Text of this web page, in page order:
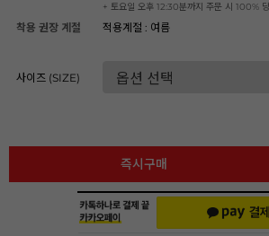
+ 토요일 오후 12:30분까지 주문 시 100%
착용 권장 계절 적용계절 : 여름
사이즈 (SIZE)
즉시구매